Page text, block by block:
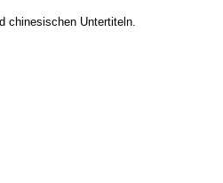
chinesischen Untertiteln.